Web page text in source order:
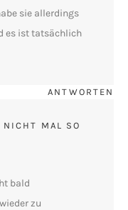
sie allerdings
es ist tatsächlich
NICHT MAL SO
ANTWORTEN
bald
zu